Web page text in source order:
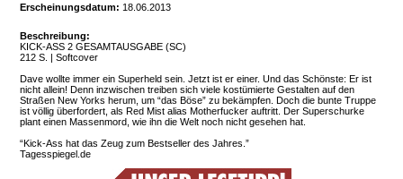
Erscheinungsdatum: 18.06.2013
Beschreibung:
KICK-ASS 2 GESAMTAUSGABE (SC)
212 S. | Softcover
Dave wollte immer ein Superheld sein. Jetzt ist er einer. Und das Schönste: Er ist
nicht allein! Denn inzwischen treiben sich viele kostümierte Gestalten auf den
Straßen New Yorks herum, um “das Böse” zu bekämpfen. Doch die bunte Truppe
ist völlig überfordert, als Red Mist alias Motherfucker auftritt. Der Superschurke
plant einen Massenmord, wie ihn die Welt noch nicht gesehen hat.
“Kick-Ass hat das Zeug zum Bestseller des Jahres.”
Tagesspiegel.de